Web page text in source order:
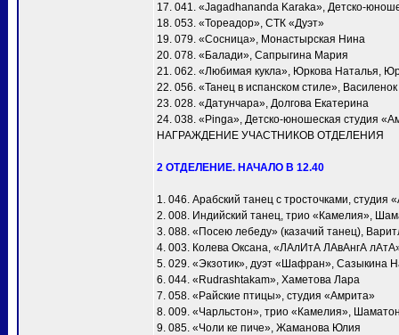
17. 041. «Jagadhananda Karaka», Детско-
18. 053. «Тореадор», СТК «Дуэт»
19. 079. «Сосница», Монастырская Нина
20. 078. «Балади», Сапрыгина Мария
21. 062. «Любимая кукла», Юркова Наталья,
22. 056. «Танец в испанском стиле»,
23. 028. «Датунчара», Долгова Екатерина
24. 038. «Pinga», Детско-юношеская студия
НАГРАЖДЕНИЕ УЧАСТНИКОВ ОТДЕЛЕНИЯ
2 ОТДЕЛЕНИЕ. НАЧАЛО В 12.40
1. 046. Арабский танец с тросточками, студия
2. 008. Индийский танец, трио «Камелия»,
3. 088. «Посею лебеду» (казачий танец),
4. 003. Колева Оксана, «ЛАлИтА ЛАвАнгА
5. 029. «Экзотик», дуэт «Шафран», Сазыкина
6. 044. «Rudrashtakam», Хаметова Лара
7. 058. «Райские птицы», студия «Амрита»
8. 009. «Чарльстон», трио «Камелия»,
9. 085. «Чоли ке пиче», Жаманова Юлия